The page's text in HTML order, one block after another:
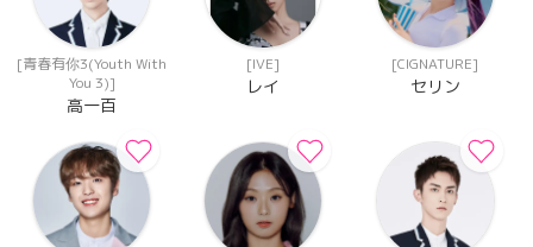
[青春有你3(Youth With
You 3)]
高一百
[IVE]
レイ
[CIGNATURE]
セリン